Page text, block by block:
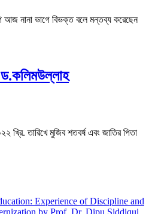
আজ নানা ভাগে বিভক্ত বলে মন্তব্য করেছেন
ড.কলিমউল্লাহ
খ্রি. তারিখে মুজিব শতবর্ষ এবং জাতির পিতা
Experience of Discipline and
by Prof. Dr. Dipu Siddiqui